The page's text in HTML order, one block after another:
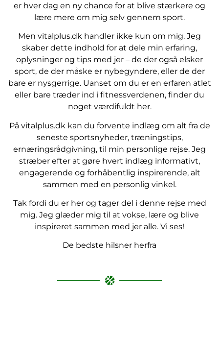
er hver dag en ny chance for at blive stærkere og
lære mere om mig selv gennem sport.
Men vitalplus.dk handler ikke kun om mig. Jeg
skaber dette indhold for at dele min erfaring,
oplysninger og tips med jer – de der også elsker
sport, de der måske er nybegyndere, eller de der
bare er nysgerrige. Uanset om du er en erfaren atlet
eller bare træder ind i fitnessverdenen, finder du
noget værdifuldt her.
På vitalplus.dk kan du forvente indlæg om alt fra de
seneste sportsnyheder, træningstips,
ernæringsrådgivning, til min personlige rejse. Jeg
stræber efter at gøre hvert indlæg informativt,
engagerende og forhåbentlig inspirerende, alt
sammen med en personlig vinkel.
Tak fordi du er her og tager del i denne rejse med
mig. Jeg glæder mig til at vokse, lære og blive
inspireret sammen med jer alle. Vi ses!
De bedste hilsner herfra